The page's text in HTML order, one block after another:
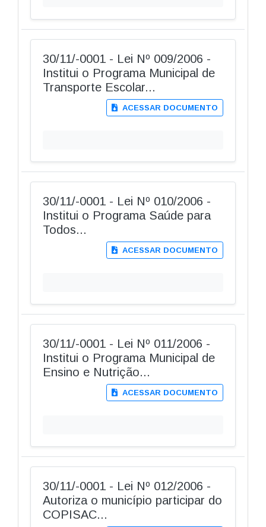
30/11/-0001 - Lei Nº 009/2006 -
Institui o Programa Municipal de
Transporte Escolar...
ACESSAR DOCUMENTO
30/11/-0001 - Lei Nº 010/2006 -
Institui o Programa Saúde para
Todos...
ACESSAR DOCUMENTO
30/11/-0001 - Lei Nº 011/2006 -
Institui o Programa Municipal de
Ensino e Nutrição...
ACESSAR DOCUMENTO
30/11/-0001 - Lei Nº 012/2006 -
Autoriza o município participar do
COPISAC...